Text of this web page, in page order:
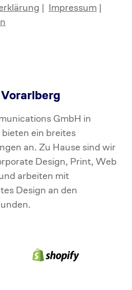
| Impressum |
GmbH in
ein breites
an. Zu Hause sind wir
Design, Print, Web
arbeiten mit
Design an den